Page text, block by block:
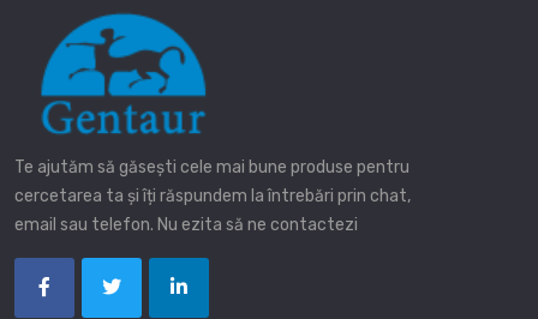
Te ajutăm să găsești cele mai bune produse pentru
cercetarea ta și îți răspundem la întrebări prin chat,
email sau telefon. Nu ezita să ne contactezi